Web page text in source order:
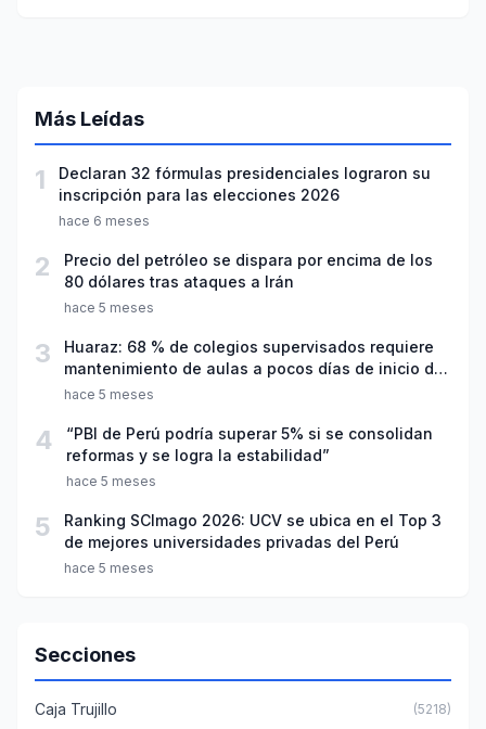
Más Leídas
1
Declaran 32 fórmulas presidenciales lograron su
inscripción para las elecciones 2026
hace 6 meses
2
Precio del petróleo se dispara por encima de los
80 dólares tras ataques a Irán
hace 5 meses
3
Huaraz: 68 % de colegios supervisados requiere
mantenimiento de aulas a pocos días de inicio del
año escolar 2026
hace 5 meses
4
“PBI de Perú podría superar 5% si se consolidan
reformas y se logra la estabilidad”
hace 5 meses
5
Ranking SCImago 2026: UCV se ubica en el Top 3
de mejores universidades privadas del Perú
hace 5 meses
Secciones
Caja Trujillo (5218)